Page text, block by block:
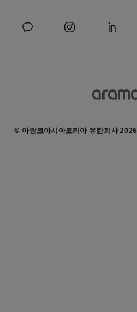
© 아람코아시아코리아 유한회사 2026